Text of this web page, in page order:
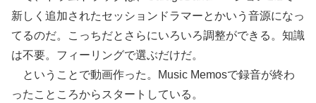
新しく追加されたセッションドラマーとかいう音源になっ
てるのだ。こっちだとさらにいろいろ調整ができる。知識
は不要。フィーリングで選ぶだけだ。
ということで動画作った。Music Memosで録音が終わ
ったこところからスタートしている。